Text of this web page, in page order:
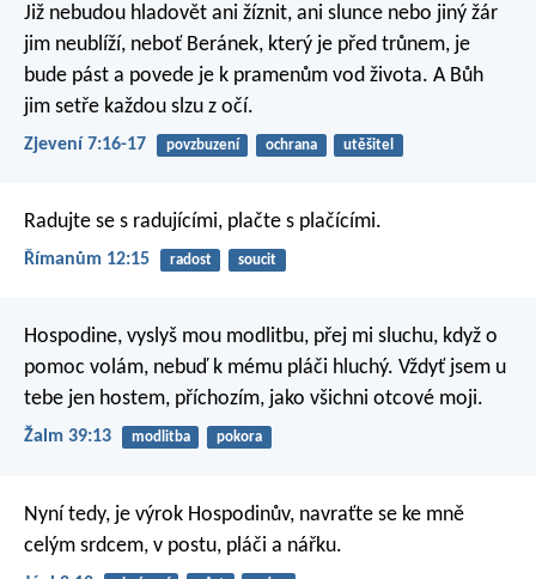
Již nebudou hladovět ani žíznit, ani slunce nebo jiný žár
jim neublíží, neboť Beránek, který je před trůnem, je
bude pást a povede je k pramenům vod života. A Bůh
jim setře každou slzu z očí.
Zjevení 7:16-17 povzbuzení ochrana utěšitel
Radujte se s radujícími, plačte s plačícími.
Římanům 12:15 radost soucit
Hospodine, vyslyš mou modlitbu, přej mi sluchu, když o
pomoc volám, nebuď k mému pláči hluchý. Vždyť jsem u
tebe jen hostem, příchozím, jako všichni otcové moji.
Žalm 39:13 modlitba pokora
Nyní tedy, je výrok Hospodinův, navraťte se ke mně
celým srdcem, v postu, pláči a nářku.